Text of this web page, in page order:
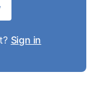
Sign in